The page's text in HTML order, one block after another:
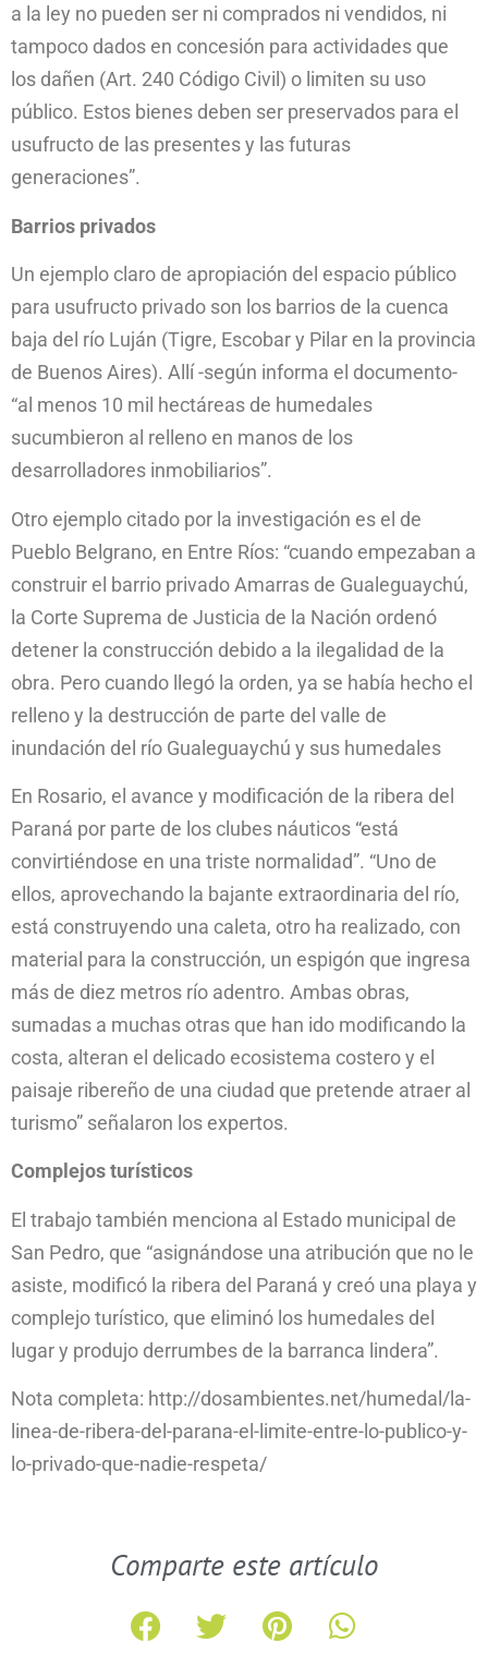
a la ley no pueden ser ni comprados ni vendidos, ni
tampoco dados en concesión para actividades que
los dañen (Art. 240 Código Civil) o limiten su uso
público. Estos bienes deben ser preservados para el
usufructo de las presentes y las futuras
generaciones”.
Barrios privados
Un ejemplo claro de apropiación del espacio público
para usufructo privado son los barrios de la cuenca
baja del río Luján (Tigre, Escobar y Pilar en la provincia
de Buenos Aires). Allí -según informa el documento-
“al menos 10 mil hectáreas de humedales
sucumbieron al relleno en manos de los
desarrolladores inmobiliarios”.
Otro ejemplo citado por la investigación es el de
Pueblo Belgrano, en Entre Ríos: “cuando empezaban a
construir el barrio privado Amarras de Gualeguaychú,
la Corte Suprema de Justicia de la Nación ordenó
detener la construcción debido a la ilegalidad de la
obra. Pero cuando llegó la orden, ya se había hecho el
relleno y la destrucción de parte del valle de
inundación del río Gualeguaychú y sus humedales
En Rosario, el avance y modificación de la ribera del
Paraná por parte de los clubes náuticos “está
convirtiéndose en una triste normalidad”. “Uno de
ellos, aprovechando la bajante extraordinaria del río,
está construyendo una caleta, otro ha realizado, con
material para la construcción, un espigón que ingresa
más de diez metros río adentro. Ambas obras,
sumadas a muchas otras que han ido modificando la
costa, alteran el delicado ecosistema costero y el
paisaje ribereño de una ciudad que pretende atraer al
turismo” señalaron los expertos.
Complejos turísticos
El trabajo también menciona al Estado municipal de
San Pedro, que “asignándose una atribución que no le
asiste, modificó la ribera del Paraná y creó una playa y
complejo turístico, que eliminó los humedales del
lugar y produjo derrumbes de la barranca lindera”.
Nota completa: http://dosambientes.net/humedal/la-
linea-de-ribera-del-parana-el-limite-entre-lo-publico-y-
lo-privado-que-nadie-respeta/
Comparte este artículo